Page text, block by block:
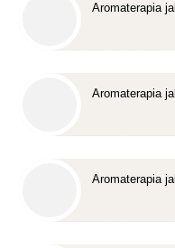
Aromaterapia
Aromaterapia
Aromaterapia